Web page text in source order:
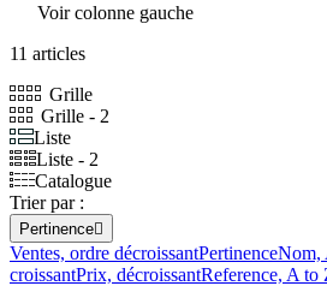
Voir colonne gauche
11 articles
Grille
Grille - 2
Liste
Liste - 2
Catalogue
Trier par :
Pertinence
Ventes, ordre décroissantPertinenceNom,
croissantPrix, décroissantReference, A to